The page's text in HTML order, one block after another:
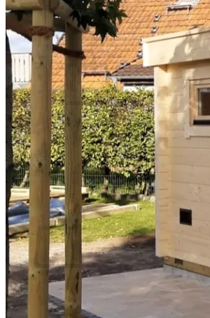
Warenkorb /0,00€
Es befinden sich keine
Suchen nach:
Warenkorb
Es befinden sich keine Produkte im
Sichere Zahlung über